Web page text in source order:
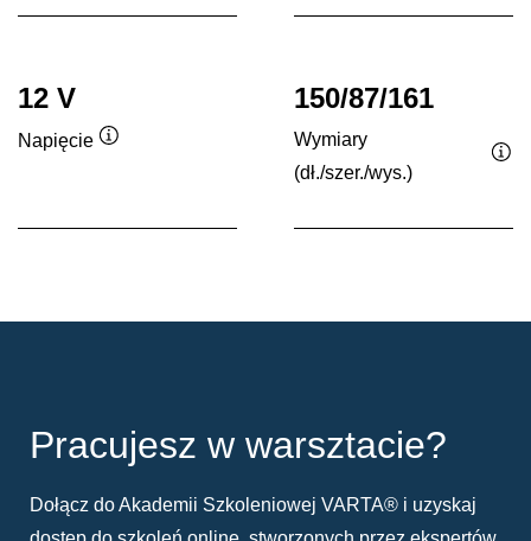
12 V
Napięcie
150/87/161
Wymiary
(dł./szer./wys.)
Pracujesz w warsztacie?
Dołącz do Akademii Szkoleniowej VARTA® i uzyskaj